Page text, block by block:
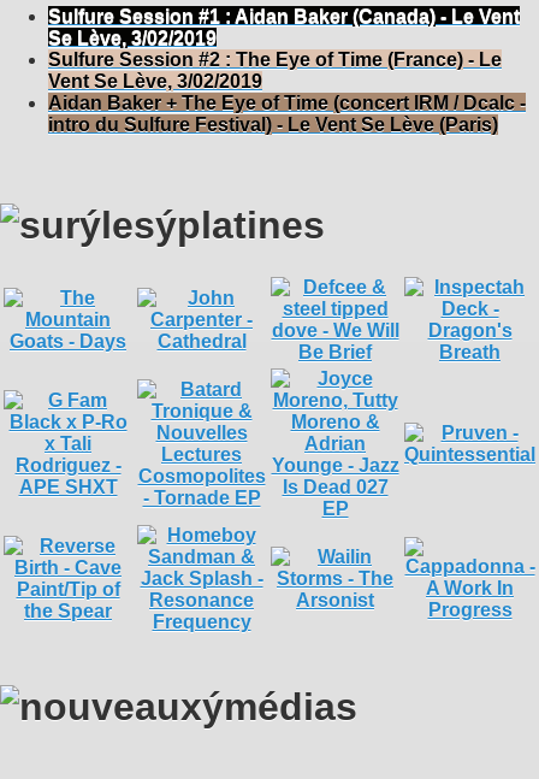
Sulfure Session #1 : Aidan Baker (Canada) - Le Vent
Se Lève, 3/02/2019
Sulfure Session #2 : The Eye of Time (France) - Le
Vent Se Lève, 3/02/2019
Aidan Baker + The Eye of Time (concert IRM / Dcalc -
intro du Sulfure Festival) - Le Vent Se Lève (Paris)